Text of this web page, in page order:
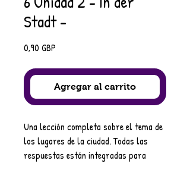
Stadt -
0,90 GBP
Agregar al carrito
Una lección completa sobre el tema de
los lugares de la ciudad. Todas las
respuestas están integradas para